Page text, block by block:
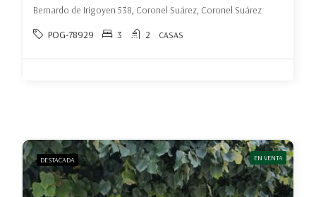
Bernardo de Irigoyen 538, Coronel Suárez, Coronel Suárez
POG-78929 3 2 CASAS
DESTACADA EN VENTA